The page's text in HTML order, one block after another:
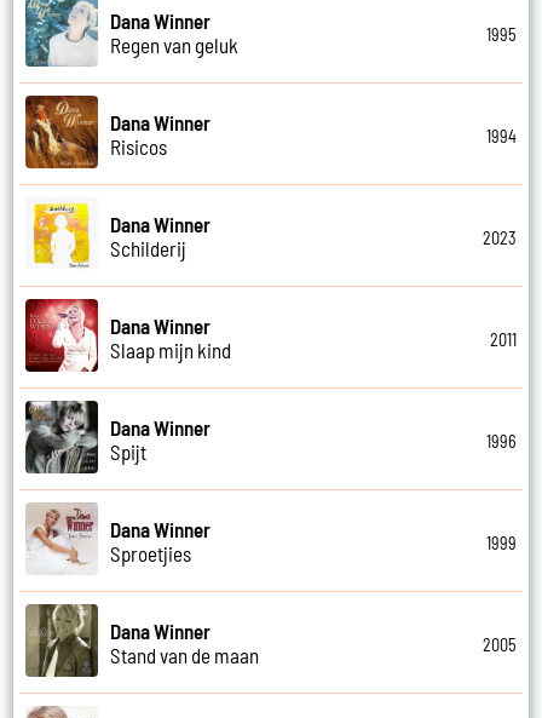
Dana Winner
Regen van geluk
1995
Dana Winner
Risicos
1994
Dana Winner
Schilderij
2023
Dana Winner
Slaap mijn kind
2011
Dana Winner
Spijt
1996
Dana Winner
Sproetjies
1999
Dana Winner
Stand van de maan
2005